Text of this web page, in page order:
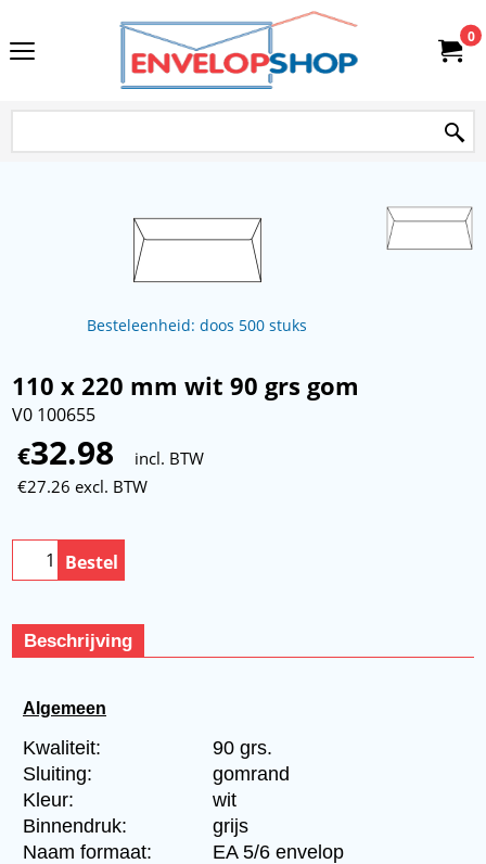
0
Besteleenheid: doos 500 stuks
110 x 220 mm wit 90 grs gom
V0 100655
€32.98
incl. BTW
€27.26 excl. BTW
Bestel
Beschrijving
Algemeen
Kwaliteit:
90 grs.
Sluiting:
gomrand
Kleur:
wit
Binnendruk:
grijs
Naam formaat:
EA 5/6 envelop